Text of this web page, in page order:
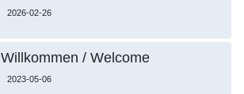
2026-02-26
Willkommen / Welcome
2023-05-06